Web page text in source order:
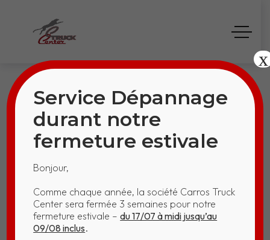
ÉQUIPE
Service Dépannage
durant notre
fermeture estivale
Bonjour,
Comme chaque année, la société Carros Truck
Center sera fermée 3 semaines pour notre
fermeture estivale –du 17/07 à midi jusqu’au
09/08 inclus.
x